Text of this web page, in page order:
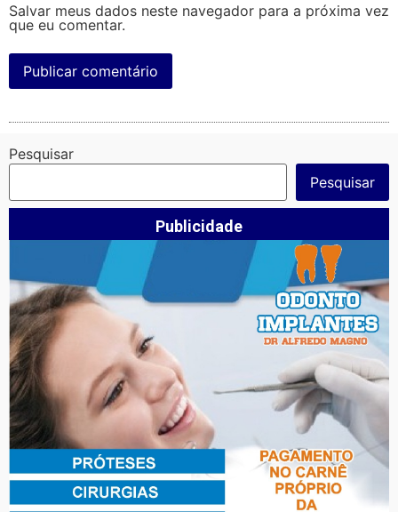
Salvar meus dados neste navegador para a próxima vez
que eu comentar.
Pesquisar
Pesquisar
Publicidade